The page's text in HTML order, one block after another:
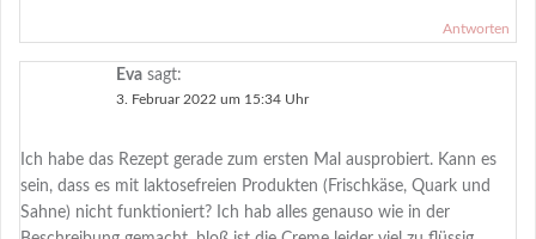
Antworten
Eva sagt:
3. Februar 2022 um 15:34 Uhr
Ich habe das Rezept gerade zum ersten Mal ausprobiert. Kann es
sein, dass es mit laktosefreien Produkten (Frischkäse, Quark und
Sahne) nicht funktioniert? Ich hab alles genauso wie in der